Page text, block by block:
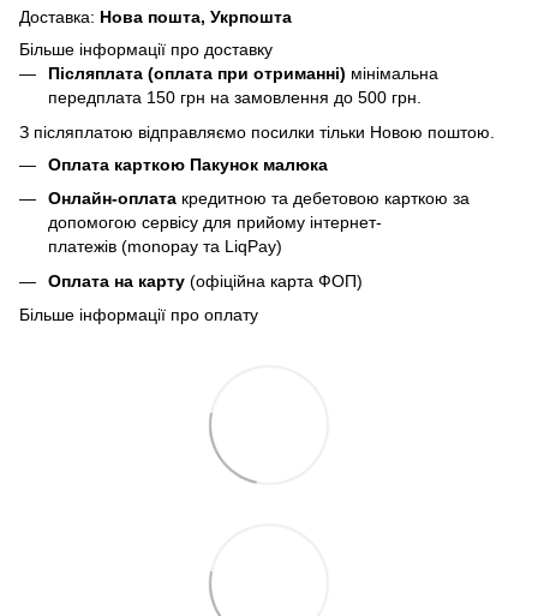
Доставка: Нова пошта, Укрпошта
Більше інформації про доставку
Післяплата (оплата при отриманні) мінімальна
передплата 150 грн на замовлення до 500 грн.
З післяплатою відправляємо посилки тільки Новою поштою.
Оплата карткою Пакунок малюка
Онлайн-оплата кредитною та дебетовою карткою за
допомогою сервісу для прийому інтернет-
платежів (monopay та LiqPay)
Оплата на карту (офіційна карта ФОП)
Більше інформації про оплату